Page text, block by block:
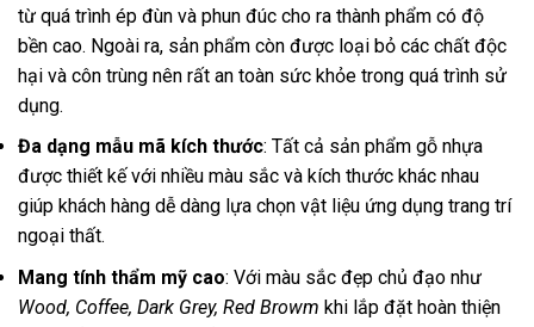
từ quá trình ép đùn và phun đúc cho ra thành phẩm có độ
bền cao. Ngoài ra, sản phẩm còn được loại bỏ các chất độc
hại và côn trùng nên rất an toàn sức khỏe trong quá trình sử
dụng.
Đa dạng mẫu mã kích thước: Tất cả sản phẩm gỗ nhựa
được thiết kế với nhiều màu sắc và kích thước khác nhau
giúp khách hàng dễ dàng lựa chọn vật liệu ứng dụng trang trí
ngoại thất.
Mang tính thẩm mỹ cao: Với màu sắc đẹp chủ đạo như
Wood, Coffee, Dark Grey, Red Browm khi lắp đặt hoàn thiện